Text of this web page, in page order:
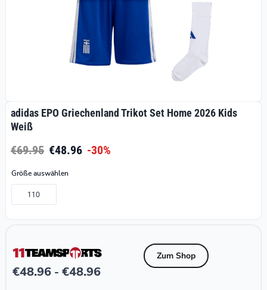
adidas EPO Griechenland Trikot Set Home 2026 Kids
Weiß
€69.95 €48.96 -30%
Größe auswählen
110
€48.96 - €48.96
Zum Shop